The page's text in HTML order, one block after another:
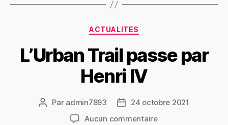
Catégories
ACTUALITES
L’Urban Trail passe par
Henri IV
Auteur
Par admin7893
Date24 octobre 2021
Aucun commentairesur